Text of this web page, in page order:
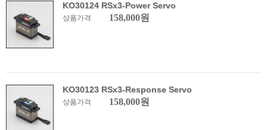
KO30124 RSx3-Power Servo
상품가격 158,000원
KO30123 RSx3-Response Servo
상품가격 158,000원